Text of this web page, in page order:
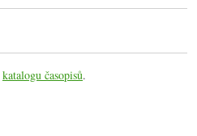
katalogu časopisů.